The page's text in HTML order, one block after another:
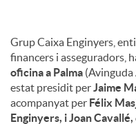
Grup Caixa Enginyers,
financers i asseguradors,
oficina a Palma (Avinguda
estat presidit perJaime
acompanyat per Félix
Enginyers, i Joan